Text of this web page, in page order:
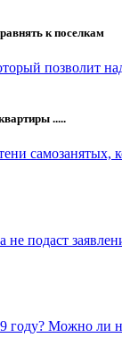
к поселкам
позволит
.....
самозанятых,
подаст
году? Можно ли